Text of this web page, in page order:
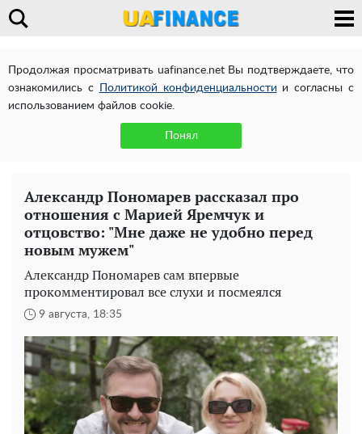
Продолжая просматривать uafinance.net Вы подтверждаете, что
ознакомились с
Политикой конфиденциальности и согласны с
использованием файлов cookie.
Понял
Александр Пономарев рассказал про
отношения с Марией Яремчук и
отцовство: "Мне даже не удобно перед
новым мужем"
Александр Пономарев сам впервые
прокомментировал все слухи и посмеялся
9 августа, 18:35